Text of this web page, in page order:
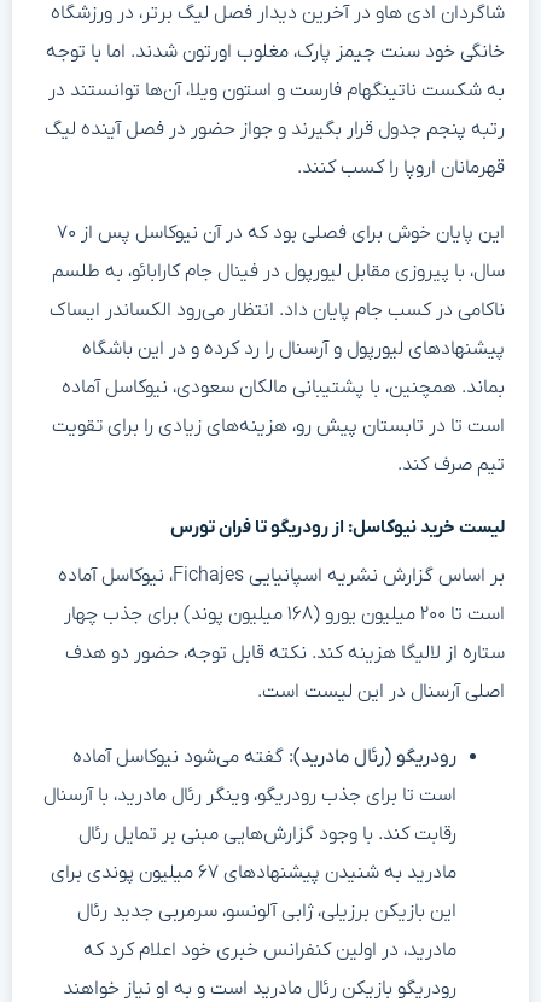
شاگردان ادی هاو در آخرین دیدار فصل لیگ برتر، در ورزشگاه
خانگی خود سنت جیمز پارک، مغلوب اورتون شدند. اما با توجه
به شکست ناتینگهام فارست و استون ویلا، آن‌ها توانستند در
رتبه پنجم جدول قرار بگیرند و جواز حضور در فصل آینده لیگ
قهرمانان اروپا را کسب کنند.
این پایان خوش برای فصلی بود که در آن نیوکاسل پس از ۷۰
سال، با پیروزی مقابل لیورپول در فینال جام کارابائو، به طلسم
ناکامی در کسب جام پایان داد. انتظار می‌رود الکساندر ایساک
پیشنهادهای لیورپول و آرسنال را رد کرده و در این باشگاه
بماند. همچنین، با پشتیبانی مالکان سعودی، نیوکاسل آماده
است تا در تابستان پیش رو، هزینه‌های زیادی را برای تقویت
تیم صرف کند.
لیست خرید نیوکاسل: از رودریگو تا فران تورس
بر اساس گزارش نشریه اسپانیایی Fichajes، نیوکاسل آماده
است تا ۲۰۰ میلیون یورو (۱۶۸ میلیون پوند) برای جذب چهار
ستاره از لالیگا هزینه کند. نکته قابل توجه، حضور دو هدف
اصلی آرسنال در این لیست است.
رودریگو (رئال مادرید): گفته می‌شود نیوکاسل آماده
است تا برای جذب رودریگو، وینگر رئال مادرید، با آرسنال
رقابت کند. با وجود گزارش‌هایی مبنی بر تمایل رئال
مادرید به شنیدن پیشنهادهای ۶۷ میلیون پوندی برای
این بازیکن برزیلی، ژابی آلونسو، سرمربی جدید رئال
مادرید، در اولین کنفرانس خبری خود اعلام کرد که
رودریگو بازیکن رئال مادرید است و به او نیاز خواهند